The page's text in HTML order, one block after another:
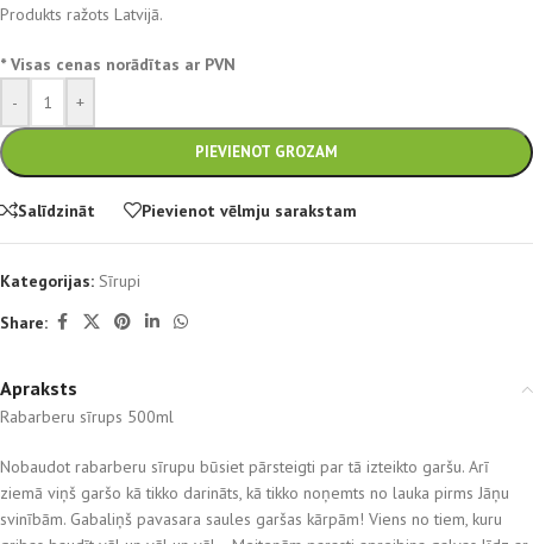
Produkts ražots Latvijā.
* Visas cenas norādītas ar PVN
-
+
PIEVIENOT GROZAM
Salīdzināt Pievienot vēlmju sarakstam
Kategorijas: Sīrupi
Share:
Apraksts
Rabarberu sīrups 500ml
Nobaudot rabarberu sīrupu būsiet pārsteigti par tā izteikto garšu. Arī
ziemā viņš garšo kā tikko darināts, kā tikko noņemts no lauka pirms Jāņu
svinībām. Gabaliņš pavasara saules garšas kārpām! Viens no tiem, kuru